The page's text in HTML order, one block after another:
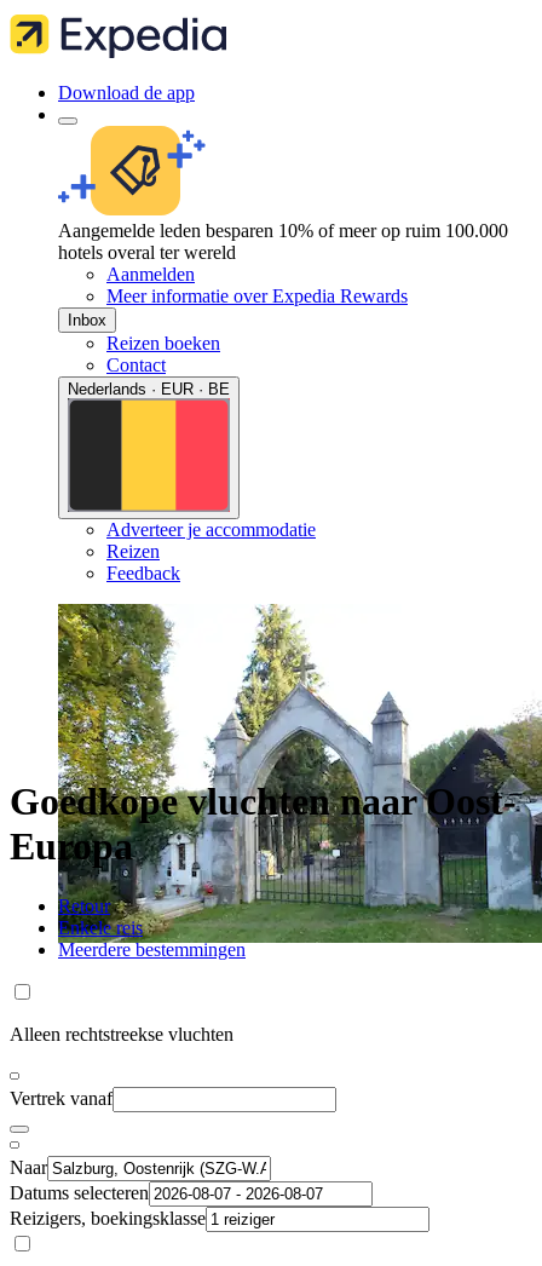
Download de app
Aangemelde leden besparen 10% of meer op ruim 100.000
hotels overal ter wereld
Aanmelden
Meer informatie over Expedia Rewards
Inbox
Reizen boeken
Contact
Nederlands · EUR · BE
Adverteer je accommodatie
Reizen
Feedback
Goedkope vluchten naar Oost-
Europa
Retour
Enkele reis
Meerdere bestemmingen
Alleen rechtstreekse vluchten
Vertrek vanaf
Naar
Datums selecteren
Reizigers, boekingsklasse